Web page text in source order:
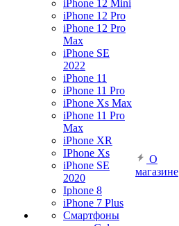
iPhone 12 Mini
iPhone 12 Pro
iPhone 12 Pro
Max
iPhone SE
2022
iPhone 11
iPhone 11 Pro
iPhone Xs Max
iPhone 11 Pro
Max
iPhone XR
IPhone Xs
iPhone SE
2020
Iphone 8
iPhone 7 Plus
Смартфоны
О
магазине